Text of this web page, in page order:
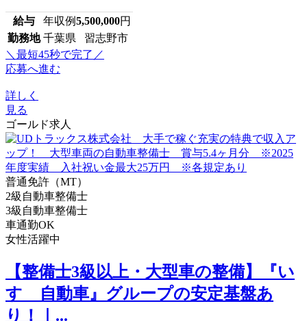
給与 年収例5,500,000円
勤務地 千葉県 習志野市
＼最短45秒で完了／
応募へ進む
詳しく
見る
ゴールド求人
普通免許（MT）
2級自動車整備士
3級自動車整備士
車通勤OK
女性活躍中
【整備士3級以上・大型車の整備】『い
すゞ自動車』グループの安定基盤あ
り！｜...